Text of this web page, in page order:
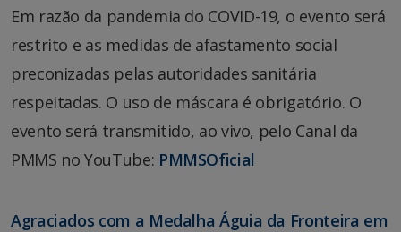
Em razão da pandemia do COVID-19, o evento será
restrito e as medidas de afastamento social
preconizadas pelas autoridades sanitária
respeitadas. O uso de máscara é obrigatório. O
evento será transmitido, ao vivo, pelo Canal da
PMMS no YouTube: PMMSOficial
Agraciados com a Medalha Águia da Fronteira em